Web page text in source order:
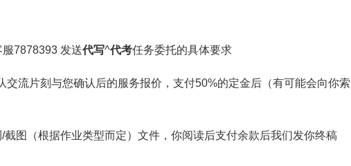
7878393 发送代写^代考任务委托的具体要求
交流片刻与您确认后的服务报价，支付50%的定金后（有可能会向你索
图（根据作业类型而定）文件，你阅读后支付余款后我们发你终稿